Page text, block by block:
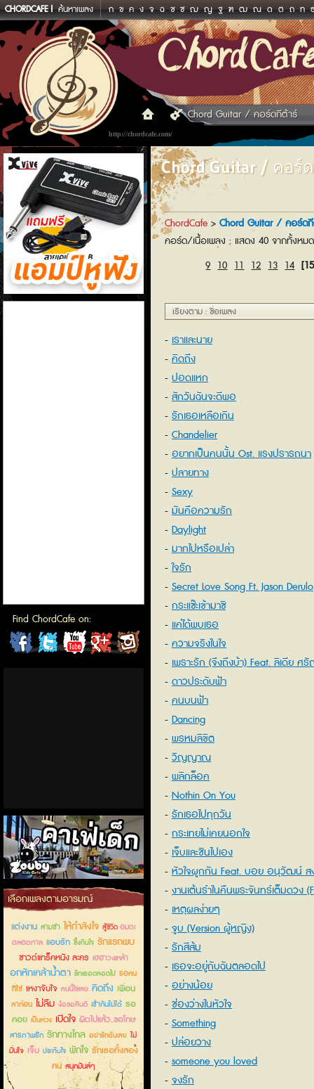
CHORDCAFE ค้นหาเพลง ก ข ค ง จ ฉ ช ซ ฌ ญ ฐ ฑ ฒ ณ ด ต ถ ท
http://chordcafe.com/
Chord Guitar / คอร์ดกีต้าร์
แอมป์หูฟัง
Find ChordCafe on:
ChordCafeChordCafeChordCafeChordCafeChordCafe
คาเฟ่เด็กลำลูกกา
เลือกเพลงตามอารมณ์
แต่งงาน สามช่า ให้กำลังใจ สู้ชีวิตอมตะ
ตลอดกาล แอบรัก ซึ้งกินใจ รักแรกพบ
ซาวด์แทร็คหนัง ละคร เฮฮาวงเหล้า
อกหักเคล้าน้ำตา รักเธอตลอดไป รอคน
ที่ใช่ เหงาจับใจ คนนี้ใช่เลย คิดถึง เพื่อน
ลาก่อน ไม่ลืม ง้อขอคืนดี เข้ากันไม่ได้ รอ
คอย เป็นห่วง เปิดใจ ผิดไปแล้ว..ขอโทษ
สารภาพรัก รักทางไกล อย่ารักฉันเลย ไม่
มั่นใจ เจ็บ ประทับใจ พักใจ รักเธอทั้งสอง
คน สนุกมันส์ๆ
Chord Guitar / คอร์
ChordCafe > Chord Guitar / คอร์ด
คอร์ด/เนื้อเพลง : แสดง 40 จากทั้งหม
9 10 11 12 13 14
เรียงตาม : ชื่อเพลง
เราและนาย
คิดถึง
ปอดแหก
สักวันฉันจะดีพอ
รักเธอเหลือเกิน
Chandelier
อยากเป็นคนนั้น Ost. แรงปรารถนา
ปลายทาง
Sexy
มันคือความรัก
Daylight
มากไปหรือเปล่า
ใจรัก
Secret Love Song Ft. Jason Derulo
กระแซ๊ะเข้ามาซิ
แค่ได้พบเธอ
ความจริงในใจ
เพราะรัก (จึงถึงบ้า) Feat. ลิเดีย ศ
ดาวประดับฟ้า
คนบนฟ้า
Dancing
พรหมลิขิต
วิญญาณ
พลิกล็อค
Nothin On You
รักเธอไปทุกวัน
กระเทยไม่เคยนอกใจ
เจ็บและชินไปเอง
หัวใจผูกกัน Feat. บอย อนุวัฒน์
ภักดี
งานเต้นรำในคืนพระจันทร์เต็มดวง
นภัสสร)
เหตุผลง่ายๆ
จูบ (Version ผู้หญิง)
รักสีส้ม
เธอจะอยู่กับฉันตลอดไป
อย่างน้อย
ช่องว่างในหัวใจ
Something
ปล่อยวาง
someone you loved
จงรัก